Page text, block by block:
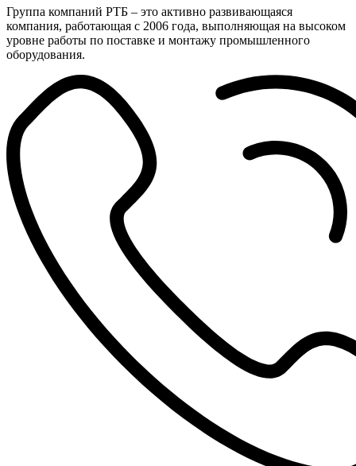
Группа компаний РТБ – это активно развивающаяся
компания, работающая с 2006 года, выполняющая на высоком
уровне работы по поставке и монтажу промышленного
оборудования.